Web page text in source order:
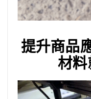
提升商品
材